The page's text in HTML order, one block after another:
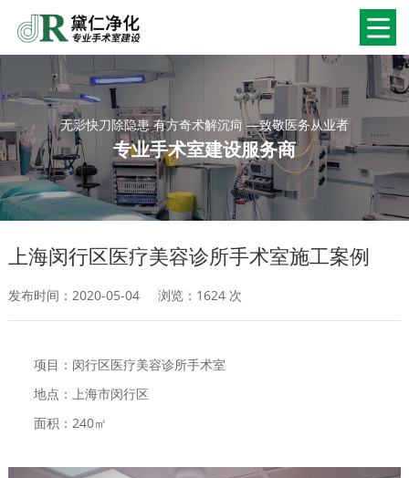
无影快刀除隐患 有方奇术解沉疴 —致敬医务从业者
专业手术室建设服务商
上海闵行区医疗美容诊所手术室施工案例
发布时间：2020-05-04 浏览： 1624 次
项目：闵行区医疗美容诊所手术室
地点：上海市闵行区
面积：240㎡